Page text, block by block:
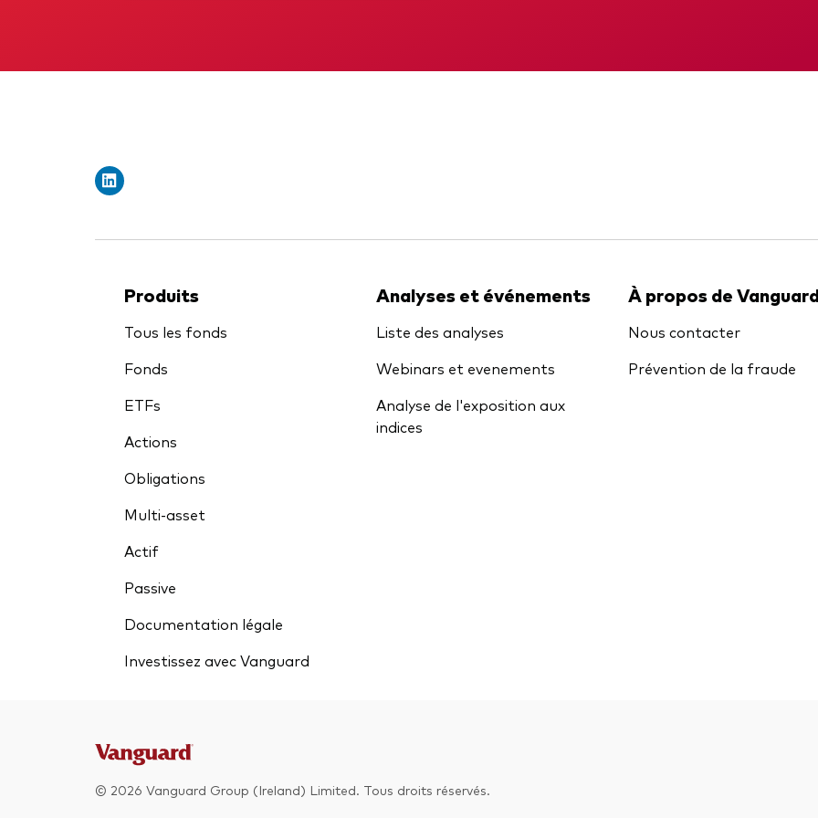
Produits
Tous les fonds
Fonds
ETFs
Actions
Obligations
Multi-asset
Actif
Passive
Documentation légale
Investissez avec Vanguard
Analyses et événements
Liste des analyses
Webinars et evenements
Analyse de l'exposition aux
indices
À propos de
Nous contacter
Prévention de la fraude
© 2026 Vanguard Group (Ireland) Limited. Tous droits réservés.